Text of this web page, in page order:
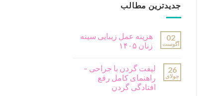
جدیدترین مطالب
02
آگوست
هزینه عمل زیبایی سینه
زنان ۱۴۰۵
26
جولای
لیفت گردن با جراحی –
راهنمای کامل رفع
افتادگی گردن